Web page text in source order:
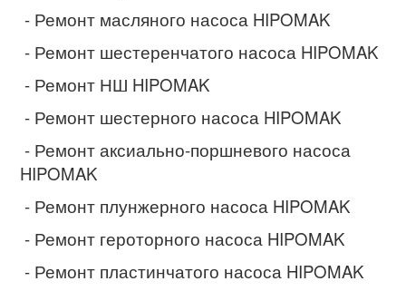
- Ремонт масляного насоса HIPOMAK
- Ремонт шестеренчатого насоса HIPOMAK
- Ремонт НШ HIPOMAK
- Ремонт шестерного насоса HIPOMAK
- Ремонт аксиально-поршневого насоса
HIPOMAK
- Ремонт плунжерного насоса HIPOMAK
- Ремонт героторного насоса HIPOMAK
- Ремонт пластинчатого насоса HIPOMAK